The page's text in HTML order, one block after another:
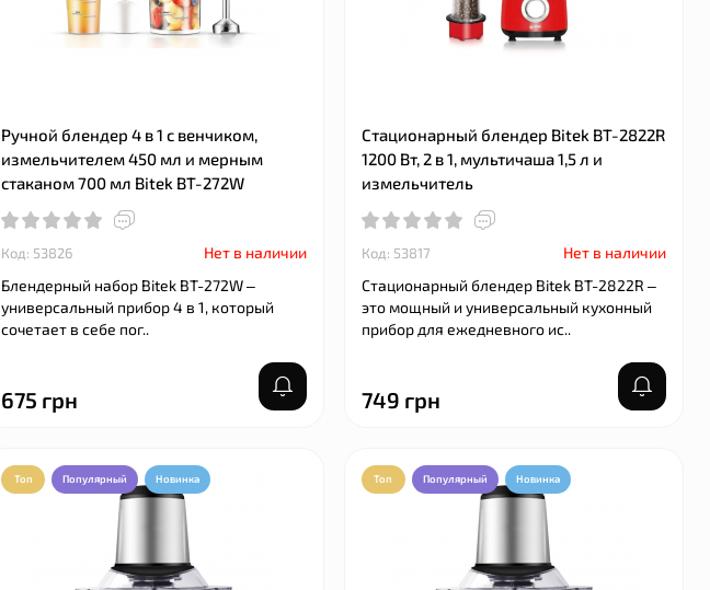
Ручной блендер 4 в 1 с венчиком,
измельчителем 450 мл и мерным
стаканом 700 мл Bitek BT-272W
Код: 53826
Нет в наличии
Блендерный набор Bitek BT-272W –
универсальный прибор 4 в 1, который
сочетает в себе пог..
675 грн
Стационарный блендер Bitek BT-2822R
1200 Вт, 2 в 1, мультичаша 1,5 л и
измельчитель
Код: 53817
Нет в наличии
Стационарный блендер Bitek BT-2822R –
это мощный и универсальный кухонный
прибор для ежедневного ис..
749 грн
Топ Популярный Новинка Топ Популярный Новинка